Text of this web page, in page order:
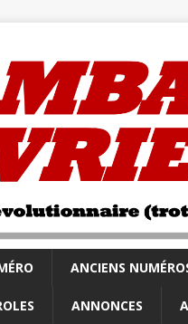
ANCIENS
ANNONCES